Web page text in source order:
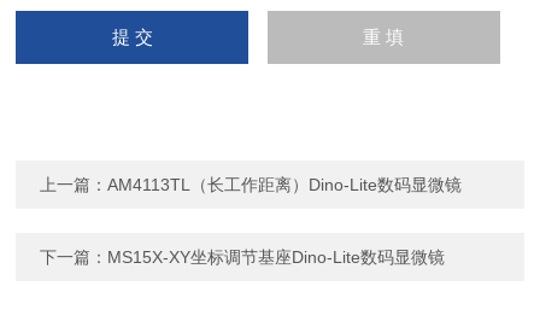
上一篇：AM4113TL（长工作距离）Dino-Lite数码显微镜
下一篇： MS15X-XY坐标调节基座Dino-Lite数码显微镜